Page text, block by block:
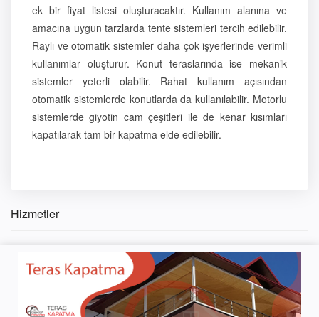
ek bir fiyat listesi oluşturacaktır. Kullanım alanına ve
amacına uygun tarzlarda tente sistemleri tercih edilebilir.
Raylı ve otomatik sistemler daha çok işyerlerinde verimli
kullanımlar oluşturur. Konut teraslarında ise mekanik
sistemler yeterli olabilir. Rahat kullanım açısından
otomatik sistemlerde konutlarda da kullanılabilir. Motorlu
sistemlerde giyotin cam çeşitleri ile de kenar kısımları
kapatılarak tam bir kapatma elde edilebilir.
Hizmetler